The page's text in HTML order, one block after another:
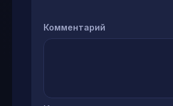
Комментарий